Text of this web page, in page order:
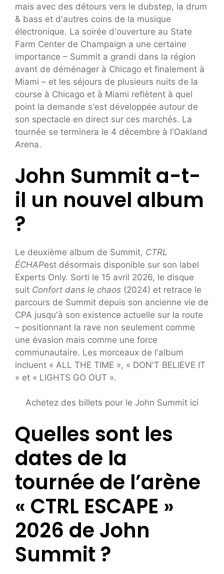
mais avec des détours vers le dubstep, la drum
& bass et d'autres coins de la musique
électronique. La soirée d'ouverture au State
Farm Center de Champaign a une certaine
importance – Summit a grandi dans la région
avant de déménager à Chicago et finalement à
Miami – et les séjours de plusieurs nuits de la
course à Chicago et à Miami reflètent à quel
point la demande s'est développée autour de
son spectacle en direct sur ces marchés. La
tournée se terminera le 4 décembre à l'Oakland
Arena.
John Summit a-t-
il un nouvel album
?
Le deuxième album de Summit, CTRL
ÉCHAPest désormais disponible sur son label
Experts Only. Sorti le 15 avril 2026, le disque
suit Confort dans le chaos (2024) et retrace le
parcours de Summit depuis son ancienne vie de
CPA jusqu'à son existence actuelle sur la route
– positionnant la rave non seulement comme
une évasion mais comme une force
communautaire. Les morceaux de l'album
incluent « ALL THE TIME », « DON'T BELIEVE IT
» et « LIGHTS GO OUT ».
Achetez des billets pour le John Summit ici
Quelles sont les
dates de la
tournée de l’arène
« CTRL ESCAPE »
2026 de John
Summit ?